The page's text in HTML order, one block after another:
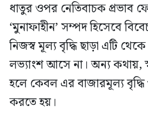
ধাতুর ওপর নেতিবাচক প্রভাব
‘মুনাফাহীন’ সম্পদ হিসেবে
নিজস্ব মূল্য বৃদ্ধি ছাড়া এটি
লভ্যাংশ আসে না। অন্য কথায়,
হলে কেবল এর বাজারমূল্য
করতে হয়।